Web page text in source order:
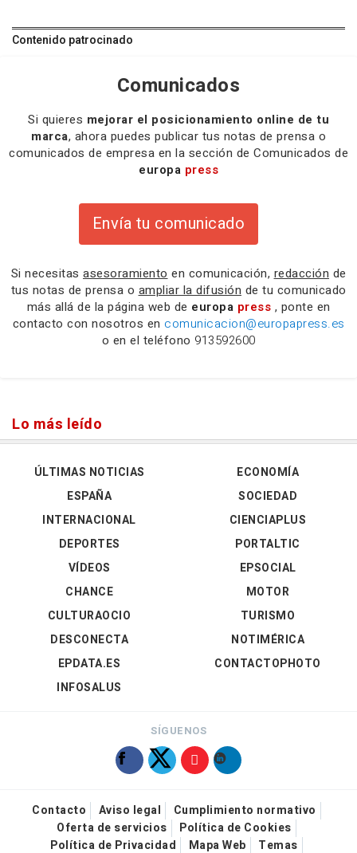
Contenido patrocinado
Comunicados
Si quieres mejorar el posicionamiento online de tu
marca, ahora puedes publicar tus notas de prensa o
comunicados de empresa en la sección de Comunicados de
europa press
Envía tu comunicado
Si necesitas asesoramiento en comunicación, redacción de
tus notas de prensa o ampliar la difusión de tu comunicado
más allá de la página web de europa press , ponte en
contacto con nosotros en comunicacion@europapress.es
o en el teléfono 913592600
Lo más leído
ÚLTIMAS NOTICIAS
ESPAÑA
INTERNACIONAL
DEPORTES
VÍDEOS
ECONOMÍA
SOCIEDAD
CIENCIAPLUS
PORTALTIC
EPSOCIAL
CHANCE
CULTURAOCIO
DESCONECTA
EPDATA.ES
INFOSALUS
MOTOR
TURISMO
NOTIMÉRICA
CONTACTOPHOTO
SÍGUENOS
Contacto Aviso legal
Cumplimiento normativo
Oferta de servicios
Política de Cookies
Política de Privacidad
Mapa Web Temas